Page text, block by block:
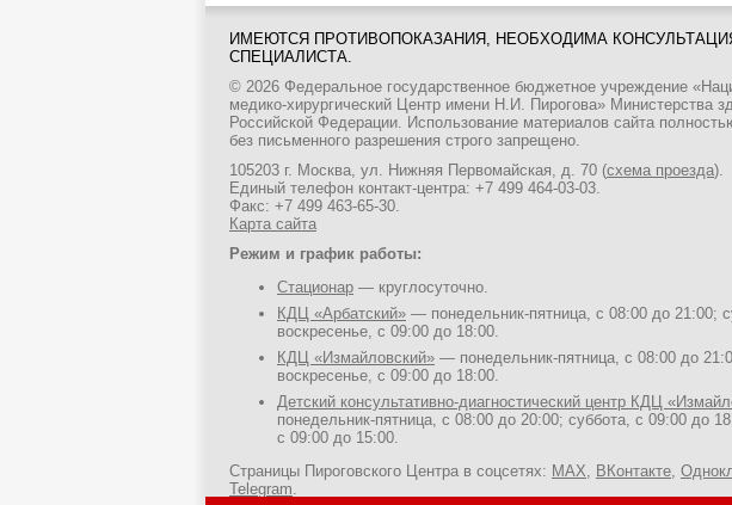
ИМЕЮТСЯ ПРОТИВОПОКАЗАНИЯ, НЕОБХОДИМА
СПЕЦИАЛИСТА.
© 2026 Федеральное государственное бюджетное учреждение
медико-хирургический Центр имени Н.И. Пирогова» Министерства
Российской Федерации. Использование материалов сайта
без письменного разрешения строго запрещено.
105203 г. Москва, ул. Нижняя Первомайская, д. 70 (схема проезда).
Единый телефон контакт-центра: +7 499 464-03-03.
Факс: +7 499 463-65-30.
Карта сайта
Режим и график работы:
Стационар — круглосуточно.
КДЦ «Арбатский» — понедельник-пятница, с 08:00 до 21:00;
воскресенье, с 09:00 до 18:00.
КДЦ «Измайловский» — понедельник-пятница, с 08:00 до
воскресенье, с 09:00 до 18:00.
Детский консультативно-диагностический центр КДЦ
понедельник-пятница, с 08:00 до 20:00; суббота, с 09:00 до
с 09:00 до 15:00.
Страницы Пироговского Центра в соцсетях: MAX ВКонтакте
Telegram